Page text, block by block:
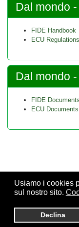
Usiamo i cookies
sul nostro sito.
Declina
Dal mondo
FIDE Handbook
ECU Regulations
Dal mondo
FIDE Documents
ECU Documents
Giovanna, 12 - 20129
10013490155 - Email